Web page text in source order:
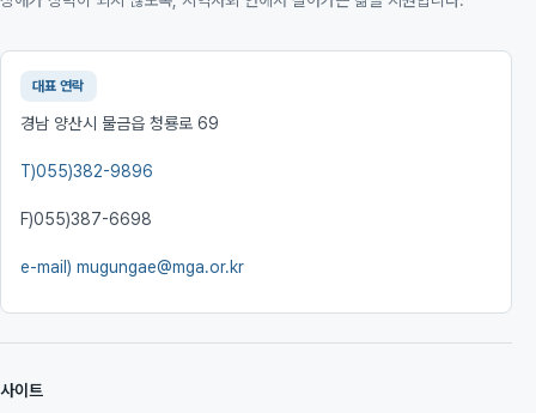
대표 연락
경남 양산시 물금읍 청룡로 69
T)055)382-9896
F)055)387-6698
e-mail) mugungae@mga.or.kr
사이트